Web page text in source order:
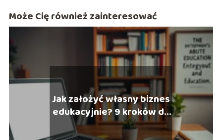
Może Cię również zainteresować
Jak założyć własny biznes
edukacyjnie? 9 kroków do
sukcesu